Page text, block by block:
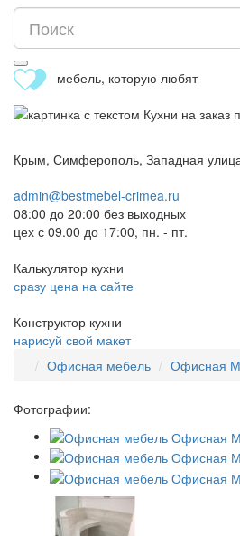
мебель, которую любят
Крым, Симферополь, Западная
admin@bestmebel-crimea.ru
08:00 до 20:00 без выходных
цех с 09.00 до 17:00, пн. - пт.
Калькулятор кухни
сразу цена на сайте
Конструктор кухни
нарисуй свой макет
Офисная мебель
Офисная
Фотографии: